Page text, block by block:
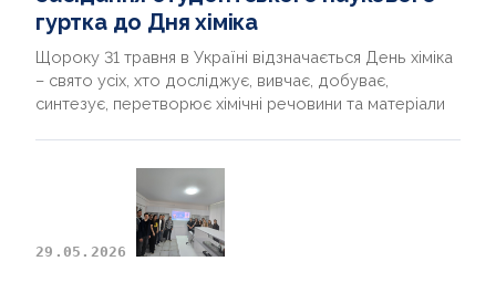
гуртка до Дня хіміка
Щороку 31 травня в Україні відзначається День хіміка
– свято усіх, хто досліджує, вивчає, добуває,
синтезує, перетворює хімічні речовини та матеріали
29.05.2026